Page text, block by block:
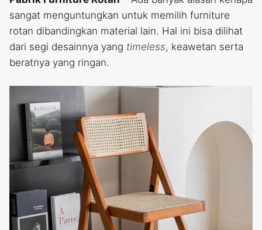
sangat menguntungkan untuk memilih furniture
rotan dibandingkan material lain. Hal ini bisa dilihat
dari segi desainnya yang timeless, keawetan serta
beratnya yang ringan.